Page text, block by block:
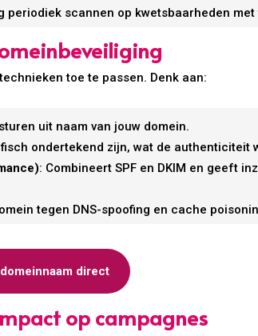
periodiek scannen op kwetsbaarheden met
toe te passen. Denk aan:
uit naam van jouw domein.
ondertekend zijn, wat de authenticiteit
: Combineert SPF en DKIM en geeft
tegen DNS-spoofing en cache
direct
op campagnes